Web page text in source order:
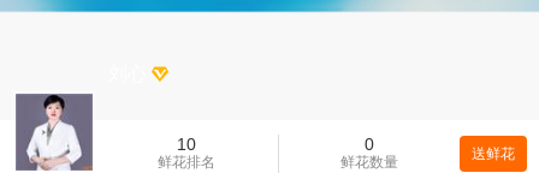
10
鲜花排名
0
鲜花数量 送鲜花